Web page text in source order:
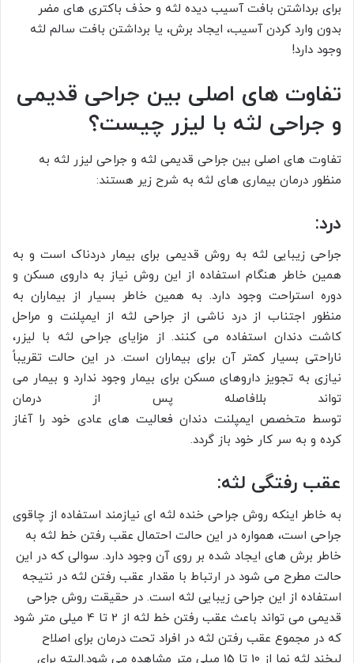
برای برداشتن بافت آسیب دیده لثه و حذف باکتری های مضر
بدون وارد کردن آسیب، ایجاد برش، یا برداشتن بافت سالم لثه
وجود دارد!
تفاوت های اصلی بین جراحی قدیمی
و جراحی لثه با لیزر چیست؟
تفاوت های اصلی بین جراحی قدیمی لثه و جراحی لیزر لثه به
منظور درمان بیماری های لثه به شرح زیر هستند:
درد:
جراحی زیبایی لثه به روش قدیمی برای بیمار دردناک است و به
همین خاطر هنگام استفاده از این روش نیاز به داروی مسکن و
دوره استراحت وجود دارد. به همین خاطر بسیار از بیماران به
منظور اجتناب از درد ناشی از جراحی لثه از ایمپلنت و مراحل
کاشت دندان استفاده می کنند. از مزایای جراحی لثه با لیزر،
ناراحتی بسیار کمتر آن برای بیماران است. در این حالت تقریباً
نیازی به تجویز داروهای مسکن برای بیمار وجود ندارد و بیمار می
تواند بلافاصله پس از درمان
توسط متخصص ایمپلنت دندان فعالیت های عادی خود را آغاز
کرده و به سر کار خود باز گردد.
عقب رفتگی لثه:
به خاطر اینکه روش جراحی خنده لثه ای نیازمند استفاده از چاقوی
جراحی است، همواره در این حالت احتمال عقب رفتن خط لثه به
خاطر برش های ایجاد شده بر روی آن وجود دارد. سوالی که در این
حالت مطرح می شود در ارتباط با مقدار عقب رفتن لثه در نتیجه
استفاده از این جراحی زیبایی لثه است. در حقیقت روش جراحی
قدیمی می تواند باعث عقب رفتن خط لثه از 2 تا 4 میلی متر شود
که در مجموع عقب رفتن لثه در افراد تحت درمان برای اصلاح
لبخند لثه نما از 10 تا 15 میلی متر مشاهده می شود.البته برای